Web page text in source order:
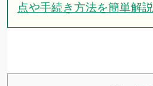
点や手続き方法を簡単解説